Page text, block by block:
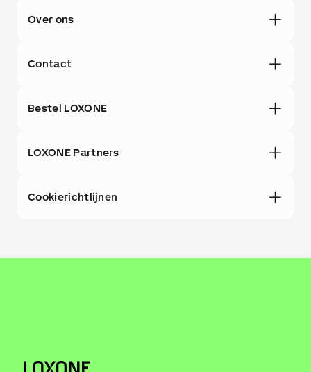
Over ons
Contact
Bestel LOXONE
LOXONE Partners
Cookierichtlijnen